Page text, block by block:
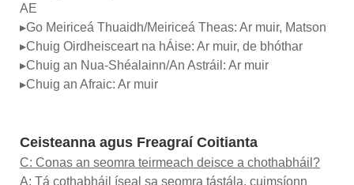
AE
▸Go Meiriceá Thuaidh/Meiriceá Theas: Ar muir, Matson
▸Chuig Oirdheisceart na hÁise: Ar muir, de bhóthar
▸Chuig an Nua-Shéalainn/An Astráil: Ar muir
▸Chuig an Afraic: Ar muir
Ceisteanna agus Freagraí Coitianta
C: Conas an seomra teirmeach deisce a chothabháil?
A: Tá cothabháil íseal sa seomra tástála, cuimsíonn